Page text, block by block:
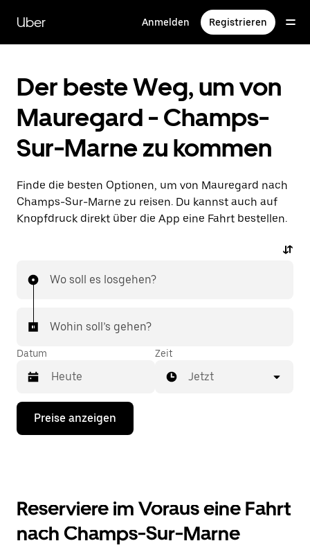
zum
Hauptinhalt
Uber Anmelden Registrieren
Der beste Weg, um von
Mauregard - Champs-
Sur-Marne zu kommen
Finde die besten Optionen, um von Mauregard nach
Champs-Sur-Marne zu reisen. Du kannst auch auf
Knopfdruck direkt über die App eine Fahrt bestellen.
Wo soll es losgehen?
Wohin soll’s gehen?
Datum
Drücke
Nach-
Kalender
interagieren
Zeit
Jetzt
Preise anzeigen
Reserviere im Voraus eine Fahrt
nach Champs-Sur-Marne